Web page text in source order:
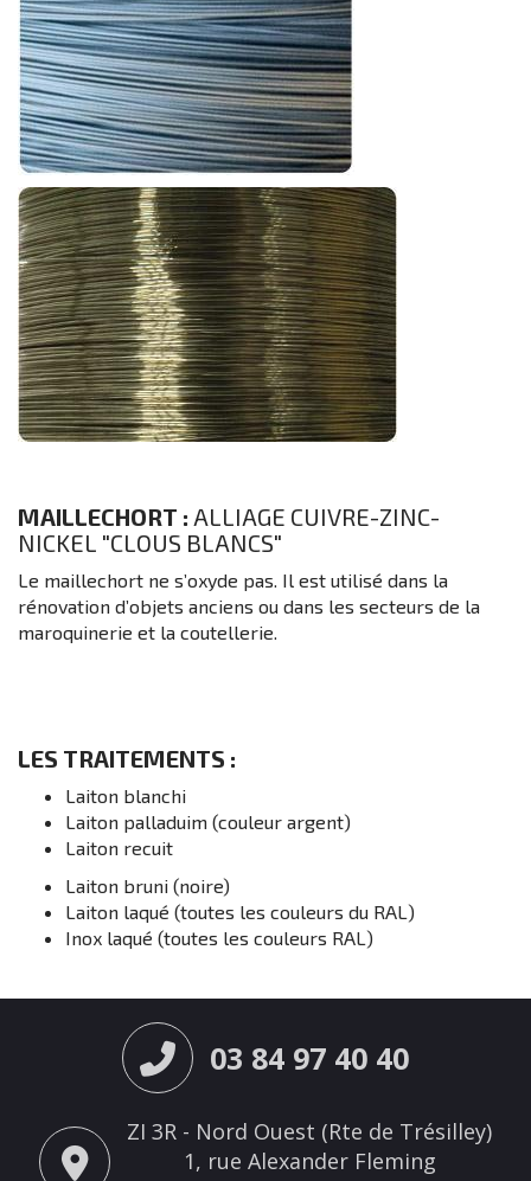
MAILLECHORT : ALLIAGE CUIVRE-ZINC-
NICKEL "CLOUS BLANCS"
Le maillechort ne s’oxyde pas. Il est utilisé dans la
rénovation d’objets anciens ou dans les secteurs de la
maroquinerie et la coutellerie.
LES TRAITEMENTS :
Laiton blanchi
Laiton palladuim (couleur argent)
Laiton recuit
Laiton bruni (noire)
Laiton laqué (toutes les couleurs du RAL)
Inox laqué (toutes les couleurs RAL)
03 84 97 40 40
ZI 3R - Nord Ouest (Rte de Trésilley)
1, rue Alexander Fleming